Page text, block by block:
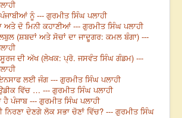
ਪੰਜਾਬੀਆਂ ਨੂੰ --- ਗੁਰਮੀਤ ਸਿੰਘ ਪਲਾਹੀ
ਅਤੇ ਦੋ ਮਿਨੀ ਕਹਾਣੀਆਂ --- ਗੁਰਮੀਤ ਸਿੰਘ ਪਲਾਹੀ
(ਸ਼ਬਦਾਂ ਅਤੇ ਸੋਚਾਂ ਦਾ ਜਾਦੂਗਰ: ਕਮਲ ਬੰਗਾ) ---
ਦੀ ਅੱਖ (ਲੇਖਕ: ਪ੍ਰੋ. ਜਸਵੰਤ ਸਿੰਘ ਗੰਡਮ) ---
ਲਈ ਜੰਗ --- ਗੁਰਮੀਤ ਸਿੰਘ ਪਲਾਹੀ
ਉਡੀਕ ਵਿੱਚ … --- ਗੁਰਮੀਤ ਸਿੰਘ ਪਲਾਹੀ
ਹੈ ਪੰਜਾਬ --- ਗੁਰਮੀਤ ਸਿੰਘ ਪਲਾਹੀ
ਦੇਣਗੇ ਲੋਕ ਸਭਾ ਚੋਣਾਂ ਵਿੱਚ? --- ਗੁਰਮੀਤ ਸਿੰਘ